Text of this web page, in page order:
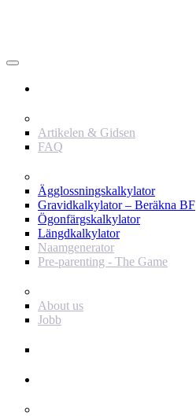
Artikelen & Gidsen
FAQ
Ägglossningskalkylator
Gravidkalkylator – Beräkna BF
Ögonfärgskalkylator
Längdkalkylator
Naamgenerator
Pre-parenting - The Game
About us
Jobb